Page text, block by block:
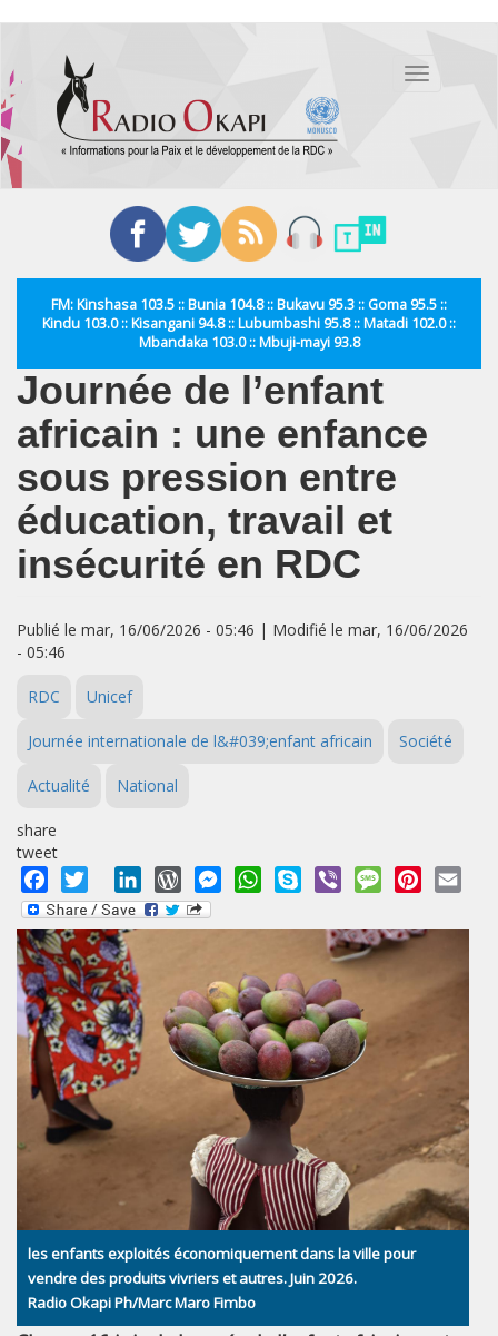
contenu
principal
Toggle
FM: Kinshasa 103.5 :: Bunia 104.8 :: Bukavu 95.3 :: Goma 95.5 ::
Kindu 103.0 :: Kisangani 94.8 :: Lubumbashi 95.8 :: Matadi 102.0 ::
Mbandaka 103.0 :: Mbuji-mayi 93.8
Journée de l’enfant
africain : une enfance
sous pression entre
éducation, travail et
insécurité en RDC
Publié le mar, 16/06/2026 - 05:46 | Modifié le mar, 16/06/2026
- 05:46
RDC Unicef
Journée internationale de l&#039;enfant africain Société
Actualité National
share
tweet
Facebook
Twitter LinkedInWordPressMessengerWhatsApp
Skype Viber MessagePinterest
les enfants exploités économiquement dans la ville pour
vendre des produits vivriers et autres. Juin 2026.
Radio Okapi Ph/Marc Maro Fimbo